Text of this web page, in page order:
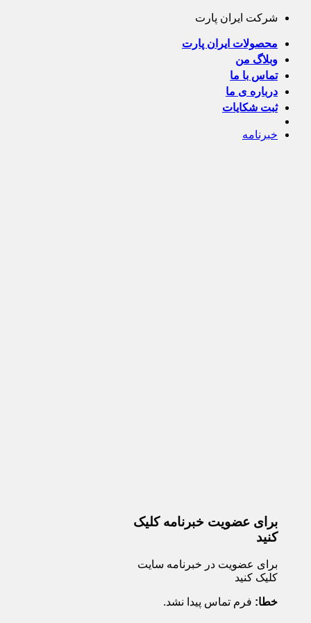
Skip
content
شرکت ایران پارت
محصولات ایران پارت
وبلاگ من
تماس با ما
درباره ی ما
ثبت شکایات
خبرنامه
برای عضویت خبرنامه کلیک
کنید
برای عضویت در خبرنامه سایت
کلیک کنید
خطا: فرم تماس پیدا نشد.